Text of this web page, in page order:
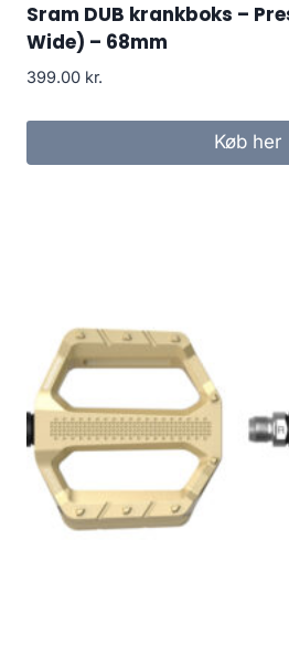
Sram DUB krankboks –
Wide) – 68mm
399.00 kr.
Køb her